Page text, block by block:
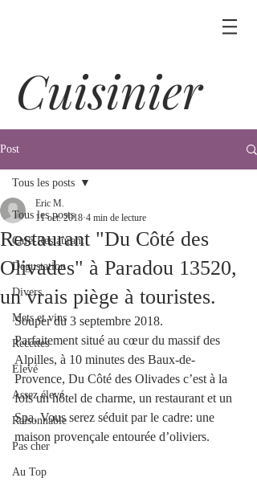
Cuisinier
Post
Tous les posts
Café-Restaurant
Dégustation
Divers
Mets et vins
Recettes
Elevé
Assez élevé
Raisonnable
Pas cher
Au Top
Tous les posts
Restaurant "Du Côté des
Olivades" à Paradou 13520,
un vrais piège à touristes.
Eric M.
11 oct. 2018 4 min de lecture
Souper du 3 septembre 2018.
Parfaitement situé au cœur du massif des
Alpilles, à 10 minutes des Baux-de-
Provence, Du Côté des Olivades c’est à la
fois un hôtel de charme, un restaurant et un
Spa. Vous serez séduit par le cadre: une
maison provençale entourée d’oliviers.